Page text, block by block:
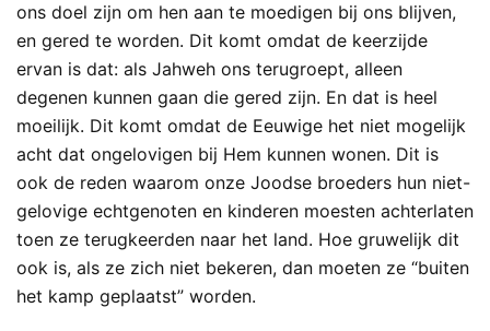
ons doel zijn om hen aan te moedigen bij ons blijven,
en gered te worden. Dit komt omdat de keerzijde
ervan is dat: als Jahweh ons terugroept, alleen
degenen kunnen gaan die gered zijn. En dat is heel
moeilijk. Dit komt omdat de Eeuwige het niet mogelijk
acht dat ongelovigen bij Hem kunnen wonen. Dit is
ook de reden waarom onze Joodse broeders hun niet-
gelovige echtgenoten en kinderen moesten achterlaten
toen ze terugkeerden naar het land. Hoe gruwelijk dit
ook is, als ze zich niet bekeren, dan moeten ze “buiten
het kamp geplaatst” worden.